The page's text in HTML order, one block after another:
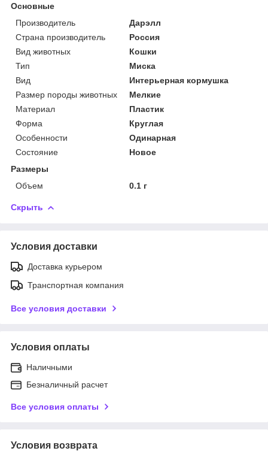
Основные
Производитель
Дарэлл
Страна производитель
Россия
Вид животных
Кошки
Тип
Миска
Вид
Интерьерная кормушка
Размер породы животных
Мелкие
Материал
Пластик
Форма
Круглая
Особенности
Одинарная
Состояние
Новое
Размеры
Объем
0.1 г
Скрыть
Условия доставки
Доставка курьером
Транспортная компания
Все условия доставки
Условия оплаты
Наличными
Безналичный расчет
Все условия оплаты
Условия возврата